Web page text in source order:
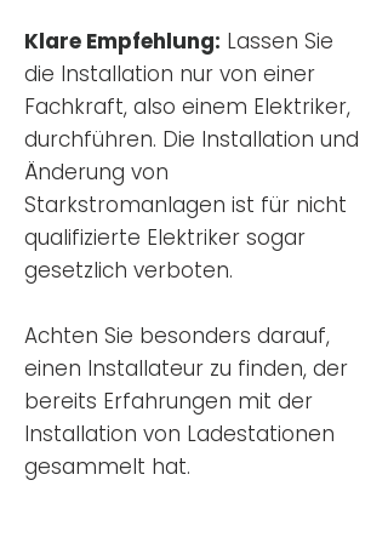
Klare Empfehlung: Lassen Sie
die Installation nur von einer
Fachkraft, also einem Elektriker,
durchführen. Die Installation und
Änderung von
Starkstromanlagen ist für nicht
qualifizierte Elektriker sogar
gesetzlich verboten.
Achten Sie besonders darauf,
einen Installateur zu finden, der
bereits Erfahrungen mit der
Installation von Ladestationen
gesammelt hat.